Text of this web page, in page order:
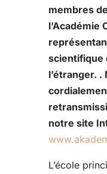
membres
l’Académie
scientifique
l’étranger.
notre site
L’école